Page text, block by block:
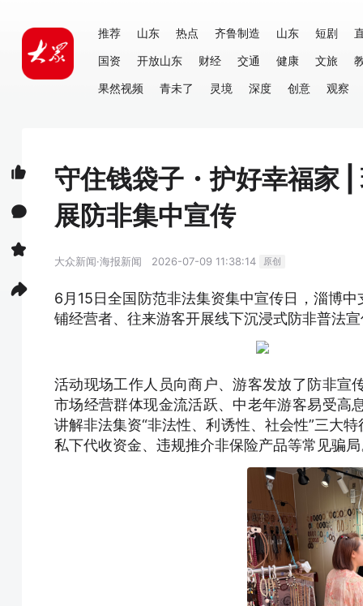
推荐 山东 热点 齐鲁制造 山东 短剧
国资
开放山东 财经 交通 健康 文旅
果然视频
青未了 灵境 深度 创意 观察
守住钱袋子・护好幸福家
展防非集中宣传
大众新闻·海报新闻 2026-07-09 11:38:14 原创
6月15日全国防范非法集资集中宣传日，淄博
铺经营者、往来游客开展线下沉浸式防非普法
活动现场工作人员向商户、游客发放了防非宣
市场经营群体现金流活跃、中老年游客易受高
讲解非法集资“非法性、利诱性、社会性”三大
私下代收资金、违规推介非保险产品等常见骗